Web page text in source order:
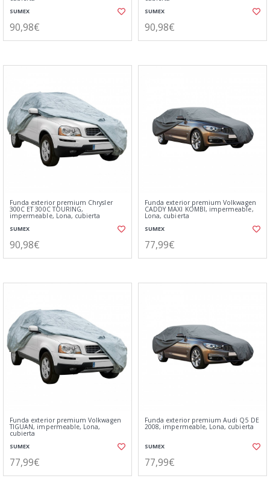
SUMEX
90,98€
SUMEX
90,98€
Funda exterior premium Chrysler
300C ET 300C TOURING,
impermeable, Lona, cubierta
SUMEX
90,98€
Funda exterior premium Volkwagen
CADDY MAXI KOMBI, impermeable,
Lona, cubierta
SUMEX
77,99€
Funda exterior premium Volkwagen
TIGUAN, impermeable, Lona,
cubierta
SUMEX
77,99€
Funda exterior premium Audi Q5 DE
2008, impermeable, Lona, cubierta
SUMEX
77,99€